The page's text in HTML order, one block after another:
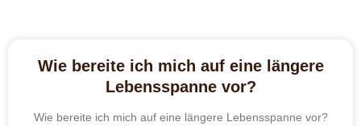
Wie bereite ich mich auf eine längere
Lebensspanne vor?
Wie bereite ich mich auf eine längere Lebensspanne vor?